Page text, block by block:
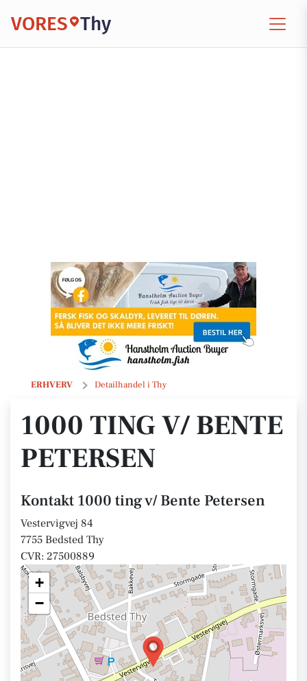
VORES Thy
ERHVERV Detailhandel i Thy
1000 ting v/ Bente Petersen
1000 TING V/ BENTE
PETERSEN
Kontakt 1000 ting v/ Bente Petersen
Vestervigvej 84
7755 Bedsted Thy
CVR: 27500889
+
−